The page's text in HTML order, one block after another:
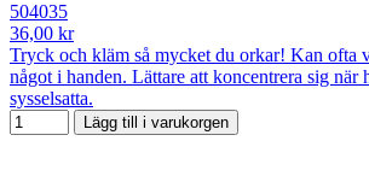
504035
36,00 kr
Tryck och kläm så mycket du orkar! Kan ofta
något i handen. Lättare att koncentrera sig när
sysselsatta.
Lägg till i varukorgen